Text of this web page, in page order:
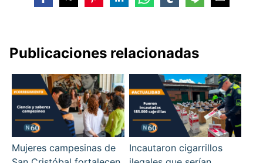
Publicaciones relacionadas
Mujeres campesinas de
Incautaron cigarrillos